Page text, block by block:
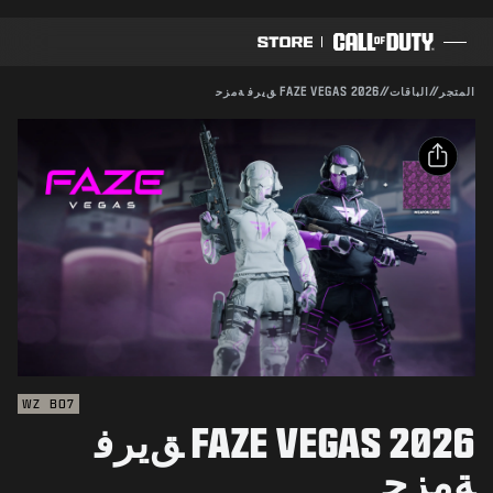
تذكرة القتال
بلاك سيل
COMBAT BUILDS
ألعاب
إرسال
المتجر //الباقات//FAZE VEGAS 2026 ﻖﻳﺮﻓ ﺔﻣﺰﺣ
متوافق مع:
تأكيد الشراء
إلغاء
قد تقوم Activision بتحديث أو استبدال أو إزالة محتوى اللعبة
هذا في أي وقت.
مشاركة
البريد الإلكتروني
Facebook
نسخ الرابط
BO7
WZ
FAZE VEGAS 2026 ﻖﻳﺮﻓ
ﺔﻣﺰﺣ